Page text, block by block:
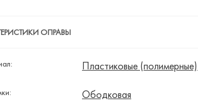
ОПРАВЫ
Пластиковые (полимерные)
Ободковая